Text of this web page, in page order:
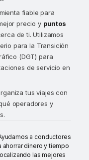
fiable para
precio y puntos
de ti. Utilizamos
para la Transición
(DGT) para
de servicio en
tus viajes con
operadores y
a conductores
ahorrar dinero y tiempo
las mejores